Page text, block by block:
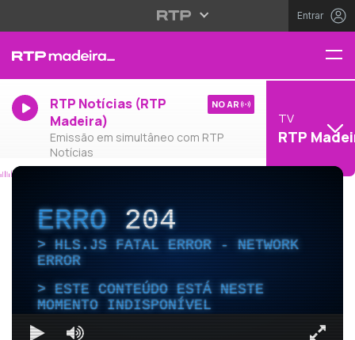
Entrar
RTP Notícias (RTP
Madeira)
Emissão em simultâneo com RTP
Notícias
NO AR
TV
RTP
ERRO204
HLS.JS FATAL ERROR - NETWORK
ERROR
ESTE CONTEÚDO ESTÁ NESTE
MOMENTO INDISPONÍVEL